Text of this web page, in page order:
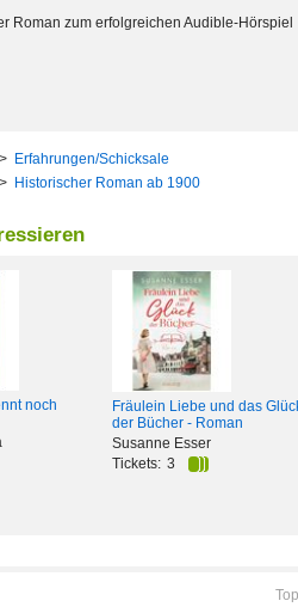
Roman zum erfolgreichen Audible-Hörspiel
> Erfahrungen/Schicksale
> Historischer Roman ab 1900
noch
Fräulein Liebe und das
der Bücher - Roman
Susanne Esser
Tickets: 3